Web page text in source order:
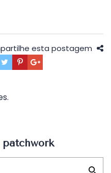
esta postagem